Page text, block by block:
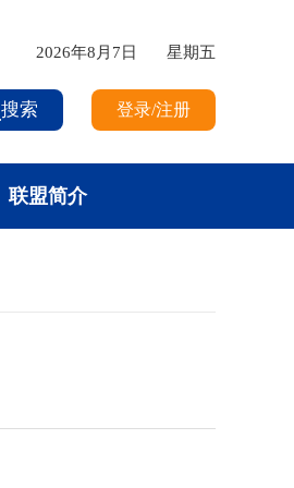
2026年8月7日 星期五
搜索 登录/注册
联盟简介